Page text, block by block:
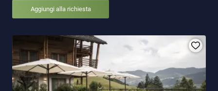
Aggiungi alla richiesta